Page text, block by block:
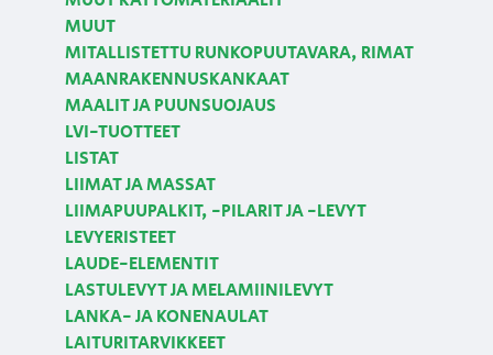
MUUT
MITALLISTETTU RUNKOPUUTAVARA, RIMAT
MAANRAKENNUSKANKAAT
MAALIT JA PUUNSUOJAUS
LVI-TUOTTEET
LISTAT
LIIMAT JA MASSAT
LIIMAPUUPALKIT, -PILARIT JA -LEVYT
LEVYERISTEET
LAUDE-ELEMENTIT
LASTULEVYT JA MELAMIINILEVYT
LANKA- JA KONENAULAT
LAITURITARVIKKEET